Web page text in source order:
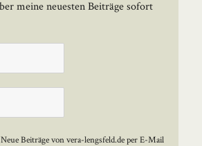
meine neuesten Beiträge sofort
Beiträge von vera-lengsfeld.de per E-Mail